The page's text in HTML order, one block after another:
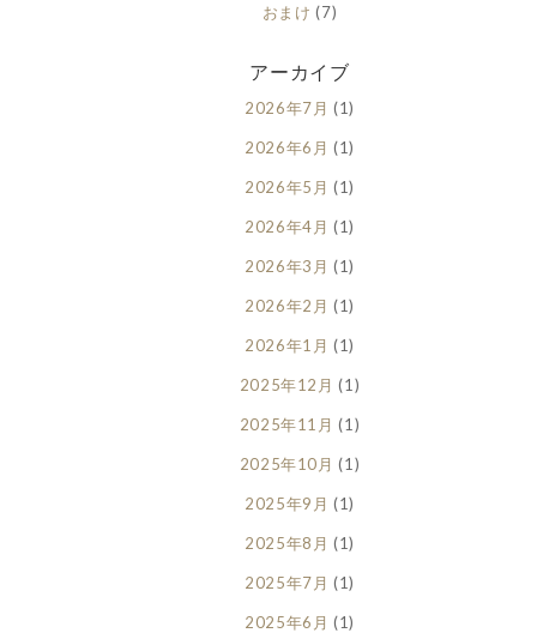
おまけ (7)
アーカイブ
2026年7月 (1)
2026年6月 (1)
2026年5月 (1)
2026年4月 (1)
2026年3月 (1)
2026年2月 (1)
2026年1月 (1)
2025年12月 (1)
2025年11月 (1)
2025年10月 (1)
2025年9月 (1)
2025年8月 (1)
2025年7月 (1)
2025年6月 (1)